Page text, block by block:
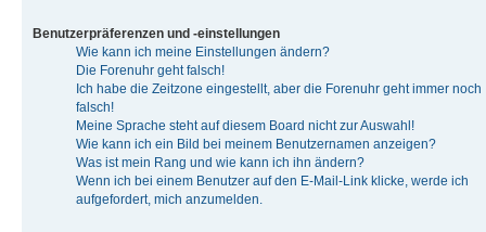
Benutzerpräferenzen und -einstellungen
Wie kann ich meine Einstellungen ändern?
Die Forenuhr geht falsch!
Ich habe die Zeitzone eingestellt, aber die Forenuhr geht immer noch
falsch!
Meine Sprache steht auf diesem Board nicht zur Auswahl!
Wie kann ich ein Bild bei meinem Benutzernamen anzeigen?
Was ist mein Rang und wie kann ich ihn ändern?
Wenn ich bei einem Benutzer auf den E-Mail-Link klicke, werde ich
aufgefordert, mich anzumelden.